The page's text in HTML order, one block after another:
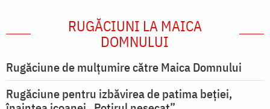
RUGĂCIUNI LA MAICA
DOMNULUI
Rugăciune de mulţumire către Maica Domnului
Rugăciune pentru izbăvirea de patima beției,